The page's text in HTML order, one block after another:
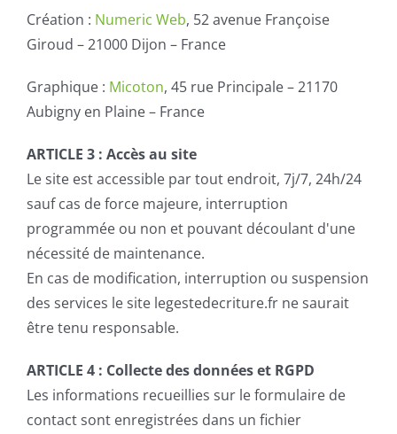
Création : Numeric Web, 52 avenue Françoise
Giroud – 21000 Dijon – France
Graphique : Micoton, 45 rue Principale – 21170
Aubigny en Plaine – France
ARTICLE 3 : Accès au site
Le site est accessible par tout endroit, 7j/7, 24h/24
sauf cas de force majeure, interruption
programmée ou non et pouvant découlant d'une
nécessité de maintenance.
En cas de modification, interruption ou suspension
des services le site legestedecriture.fr ne saurait
être tenu responsable.
ARTICLE 4 : Collecte des données et RGPD
Les informations recueillies sur le formulaire de
contact sont enregistrées dans un fichier